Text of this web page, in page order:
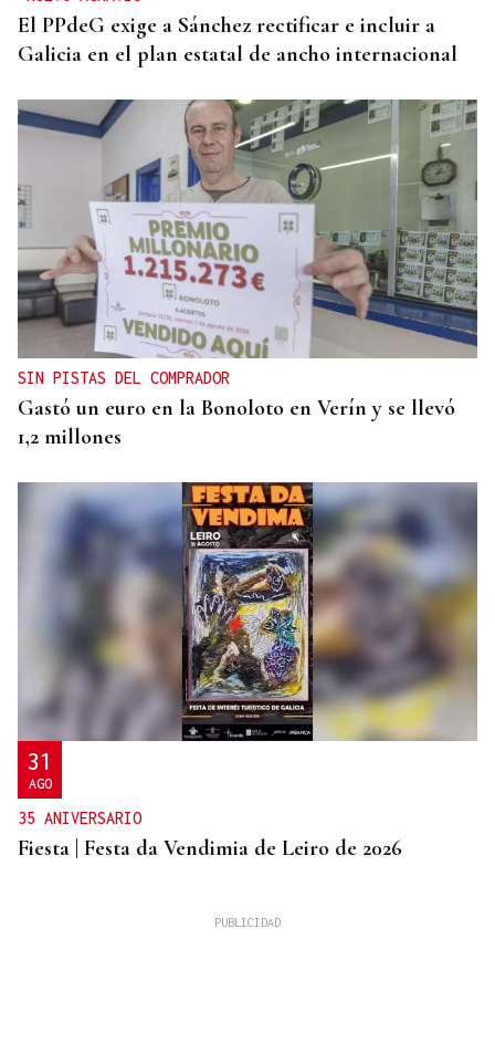
El PPdeG exige a Sánchez rectificar e incluir a
Galicia en el plan estatal de ancho internacional
SIN PISTAS DEL COMPRADOR
Gastó un euro en la Bonoloto en Verín y se llevó
1,2 millones
31
AGO
35 ANIVERSARIO
Fiesta | Festa da Vendimia de Leiro de 2026